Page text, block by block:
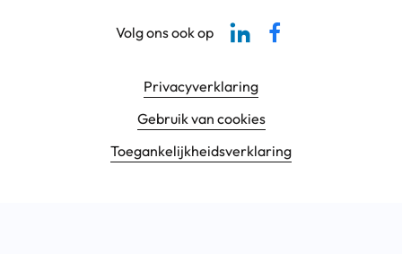
Footer navigatie
Privacyverklaring
Gebruik van cookies
Toegankelijkheids­verklaring
Volg ons ook op
Linkedin-pagina SBCM
Facebook SBCM